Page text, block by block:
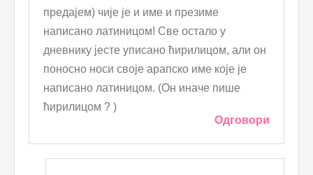
предајем) чије је и име и презиме
написано латиницом! Све остало у
дневнику јесте уписано ћирилицом, али он
поносно носи своје арапско име које је
написано латиницом. (Он иначе пише
ћирилицом ? )
Одговори